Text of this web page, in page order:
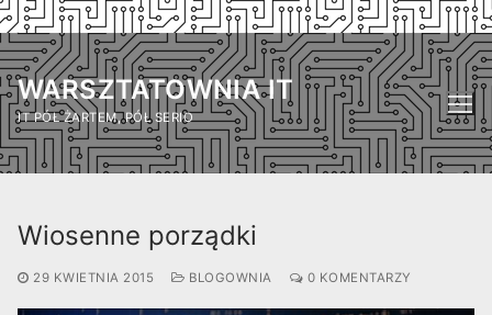
Przejdź
do
treści
WARSZTATOWNIA IT
IT PÓŁ ŻARTEM, PÓŁ SERIO
Wiosenne porządki
29 KWIETNIA 2015 BLOGOWNIA 0 KOMENTARZY